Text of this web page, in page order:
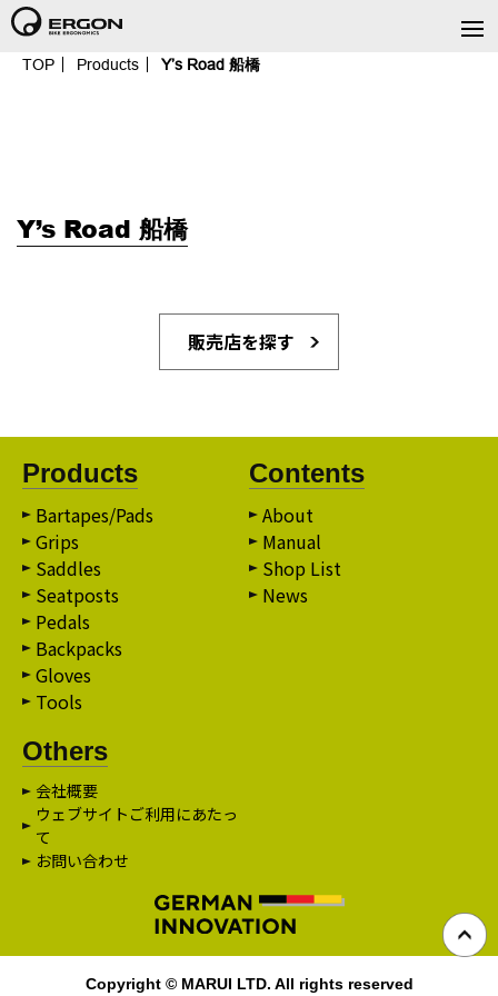
TOP Products Y’s Road 船橋
Y’s Road 船橋
販売店を探す
Products
Bartapes/Pads
Grips
Saddles
Seatposts
Pedals
Backpacks
Gloves
Tools
Contents
About
Manual
Shop List
News
Others
会社概要
ウェブサイトご利用にあたっ
て
お問い合わせ
Copyright © MARUI LTD. All rights reserved